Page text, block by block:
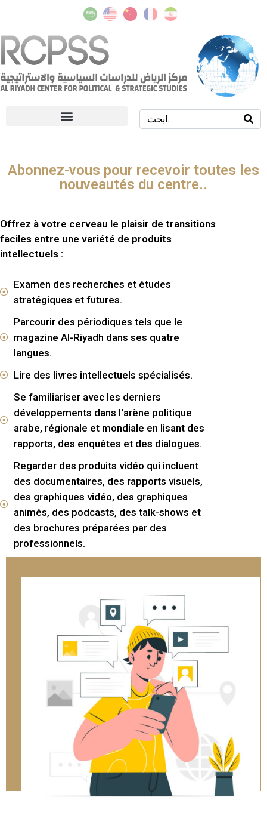
Abonnez-vous pour recevoir toutes les
nouveautés du centre..
Offrez à votre cerveau le plaisir de transitions
faciles entre une variété de produits
intellectuels :
Examen des recherches et études
stratégiques et futures.
Parcourir des périodiques tels que le
magazine Al-Riyadh dans ses quatre
langues.
Lire des livres intellectuels spécialisés.
Se familiariser avec les derniers
développements dans l'arène politique
arabe, régionale et mondiale en lisant des
rapports, des enquêtes et des dialogues.
Regarder des produits vidéo qui incluent
des documentaires, des rapports visuels,
des graphiques vidéo, des graphiques
animés, des podcasts, des talk-shows et
des brochures préparées par des
professionnels.